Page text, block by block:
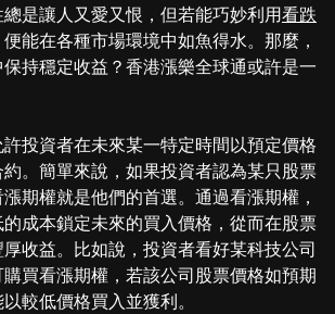
是讓人又愛又恨，但若能巧妙利用看跌
能在各種市場環境中如魚得水。那麼，
持穩定收益？香港漲樂全球通或許是一
投資者在未來某一特定時間以預定價格
。簡單來說，如果投資者認為某只股票
期權就是他們的首選。通過看漲期權，
成本鎖定未來的買入價格，從而在股票
收益。比如說，投資者看好某科技公司
買看漲期權，若該公司股票價格如預期
較低價格買入並獲利。